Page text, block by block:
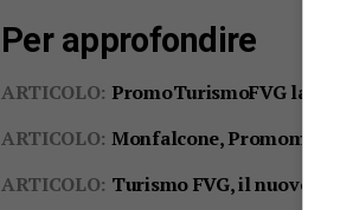
Per approfondire
ARTICOLO: PromoTurismoFVG
ARTICOLO: Monfalcone,
ARTICOLO: Turismo FVG, il nuovo